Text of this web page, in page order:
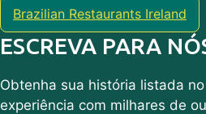
Brazilian Restaurants Ireland
ESCREVA PARA
Obtenha sua história listada
experiência com milhares de